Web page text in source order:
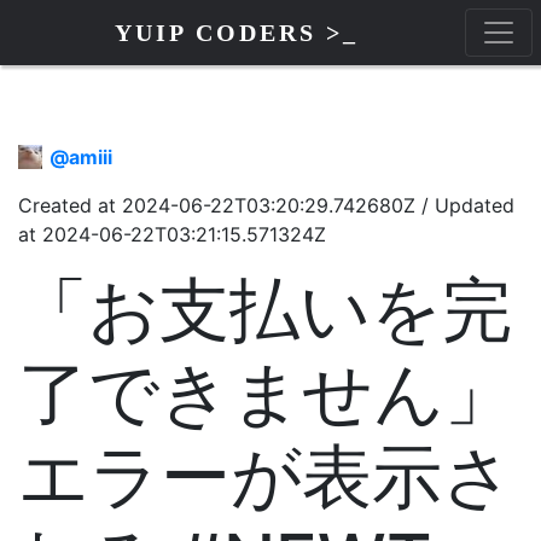
YUIP CODERS >_
@amiii
Created at 2024-06-22T03:20:29.742680Z / Updated
at 2024-06-22T03:21:15.571324Z
「お支払いを完
了できません」
エラーが表示さ